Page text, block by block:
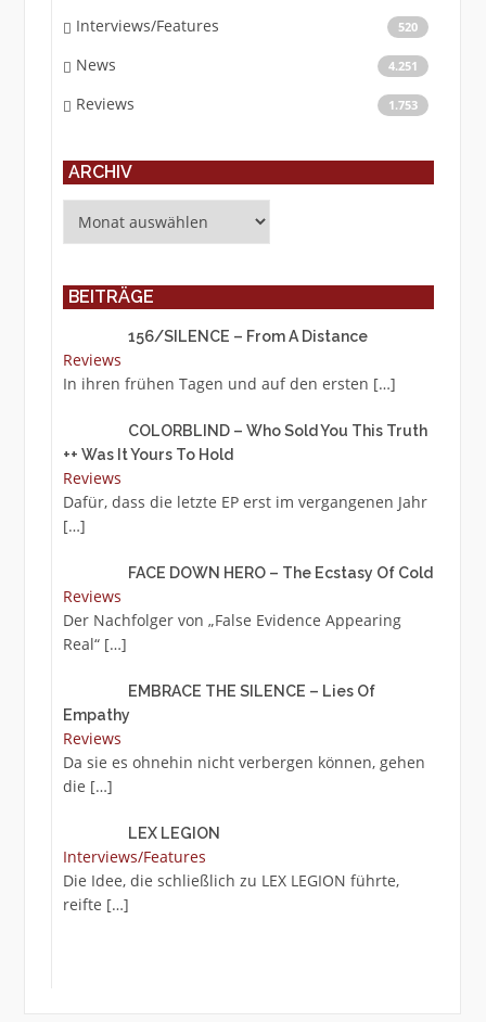
Interviews/Features 520
News 4.251
Reviews 1.753
ARCHIV
BEITRÄGE
156/SILENCE – From A Distance
Reviews
In ihren frühen Tagen und auf den ersten […]
COLORBLIND – Who Sold You This Truth
++ Was It Yours To Hold
Reviews
Dafür, dass die letzte EP erst im vergangenen Jahr
[…]
FACE DOWN HERO – The Ecstasy Of Cold
Reviews
Der Nachfolger von „False Evidence Appearing
Real“ […]
EMBRACE THE SILENCE – Lies Of
Empathy
Reviews
Da sie es ohnehin nicht verbergen können, gehen
die […]
LEX LEGION
Interviews/Features
Die Idee, die schließlich zu LEX LEGION führte,
reifte […]